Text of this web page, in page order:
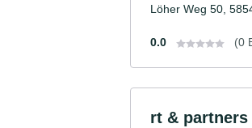
Löher Weg 50,
0.0 (0
rt & partners